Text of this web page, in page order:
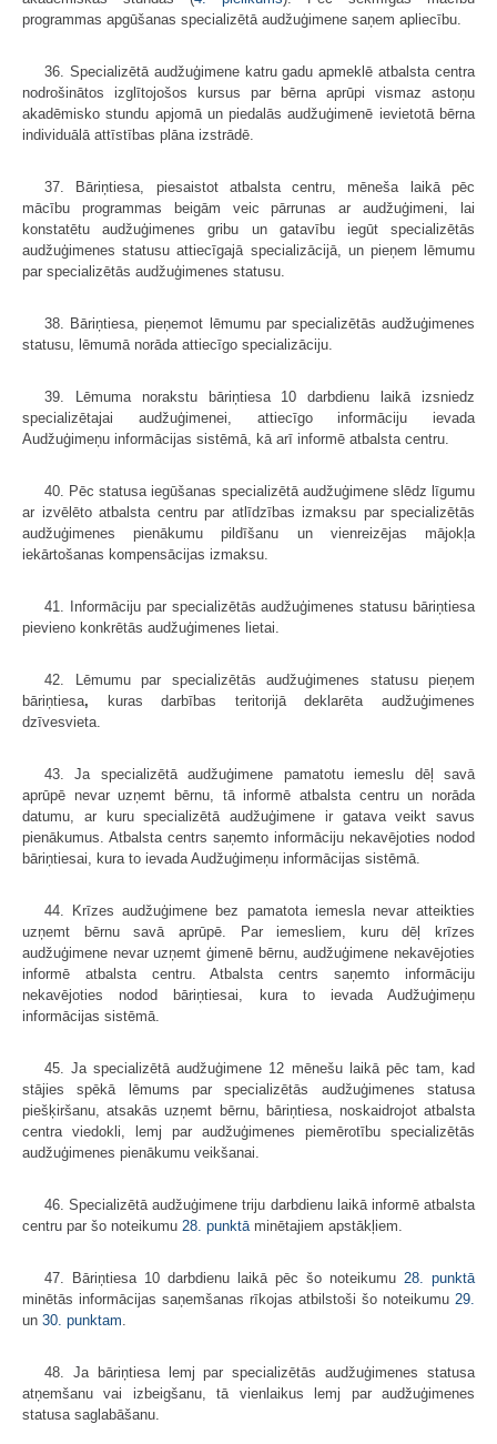
programmas apgūšanas specializētā audžuģimene saņem apliecību.
36. Specializētā audžuģimene katru gadu apmeklē atbalsta centra
nodrošinātos izglītojošos kursus par bērna aprūpi vismaz astoņu
akadēmisko stundu apjomā un piedalās audžuģimenē ievietotā bērna
individuālā attīstības plāna izstrādē.
37. Bāriņtiesa, piesaistot atbalsta centru, mēneša laikā pēc
mācību programmas beigām veic pārrunas ar audžuģimeni, lai
konstatētu audžuģimenes gribu un gatavību iegūt specializētās
audžuģimenes statusu attiecīgajā specializācijā, un pieņem lēmumu
par specializētās audžuģimenes statusu.
38. Bāriņtiesa, pieņemot lēmumu par specializētās audžuģimenes
statusu, lēmumā norāda attiecīgo specializāciju.
39. Lēmuma norakstu bāriņtiesa 10 darbdienu laikā izsniedz
specializētajai audžuģimenei, attiecīgo informāciju ievada
Audžuģimeņu informācijas sistēmā, kā arī informē atbalsta centru.
40. Pēc statusa iegūšanas specializētā audžuģimene slēdz līgumu
ar izvēlēto atbalsta centru par atlīdzības izmaksu par specializētās
audžuģimenes pienākumu pildīšanu un vienreizējas mājokļa
iekārtošanas kompensācijas izmaksu.
41. Informāciju par specializētās audžuģimenes statusu bāriņtiesa
pievieno konkrētās audžuģimenes lietai.
42. Lēmumu par specializētās audžuģimenes statusu pieņem
bāriņtiesa, kuras darbības teritorijā deklarēta audžuģimenes
dzīvesvieta.
43. Ja specializētā audžuģimene pamatotu iemeslu dēļ savā
aprūpē nevar uzņemt bērnu, tā informē atbalsta centru un norāda
datumu, ar kuru specializētā audžuģimene ir gatava veikt savus
pienākumus. Atbalsta centrs saņemto informāciju nekavējoties nodod
bāriņtiesai, kura to ievada Audžuģimeņu informācijas sistēmā.
44. Krīzes audžuģimene bez pamatota iemesla nevar atteikties
uzņemt bērnu savā aprūpē. Par iemesliem, kuru dēļ krīzes
audžuģimene nevar uzņemt ģimenē bērnu, audžuģimene nekavējoties
informē atbalsta centru. Atbalsta centrs saņemto informāciju
nekavējoties nodod bāriņtiesai, kura to ievada Audžuģimeņu
informācijas sistēmā.
45. Ja specializētā audžuģimene 12 mēnešu laikā pēc tam, kad
stājies spēkā lēmums par specializētās audžuģimenes statusa
piešķiršanu, atsakās uzņemt bērnu, bāriņtiesa, noskaidrojot atbalsta
centra viedokli, lemj par audžuģimenes piemērotību specializētās
audžuģimenes pienākumu veikšanai.
46. Specializētā audžuģimene triju darbdienu laikā informē atbalsta
centru par šo noteikumu 28. punktāminētajiem apstākļiem.
47. Bāriņtiesa 10 darbdienu laikā pēc šo noteikumu 28. punktā
minētās informācijas saņemšanas rīkojas atbilstoši šo noteikumu 29.
un 30. punktam.
48. Ja bāriņtiesa lemj par specializētās audžuģimenes statusa
atņemšanu vai izbeigšanu, tā vienlaikus lemj par audžuģimenes
statusa saglabāšanu.